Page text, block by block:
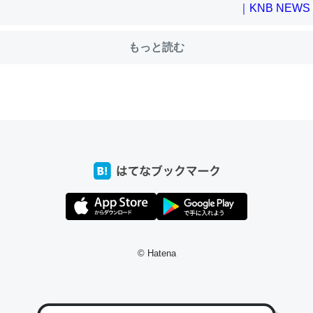
を実家に置いて４年。でたまに覗いてる。ぼちぼちRingも置こうか
同じ理由でEcho Show 8を設定中でした。PrimeとかSpotifyを支払う
もっと読む
© Hatena